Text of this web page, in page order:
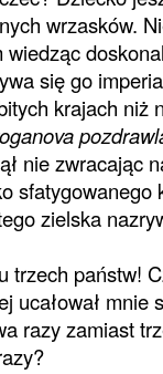
wrzasków.
wiedząc
się go
krajach niż
nie zwracając
sfatygowanego
zielska
trzech państw!
ucałował mnie
razy zamiast